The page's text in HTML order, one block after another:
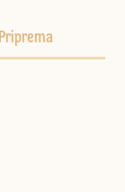
Priprema